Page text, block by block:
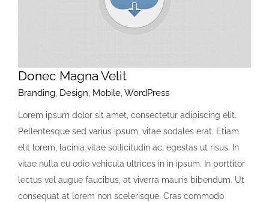
Donec Magna Velit
Branding, Design, Mobile,WordPress
Lorem ipsum dolor sit amet, consectetur adipiscing elit.
Pellentesque sed varius ipsum, vitae sodales erat. Etiam
elit lorem, lacinia vitae sollicitudin ac, egestas ut risus. In
vitae nulla eu odio vehicula ultrices in in ipsum. In porttitor
lectus vel augue faucibus, at viverra mauris bibendum. Ut
consequat at lorem non scelerisque. Cras commodo